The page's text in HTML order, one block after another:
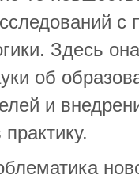
с
Здесь
об
и